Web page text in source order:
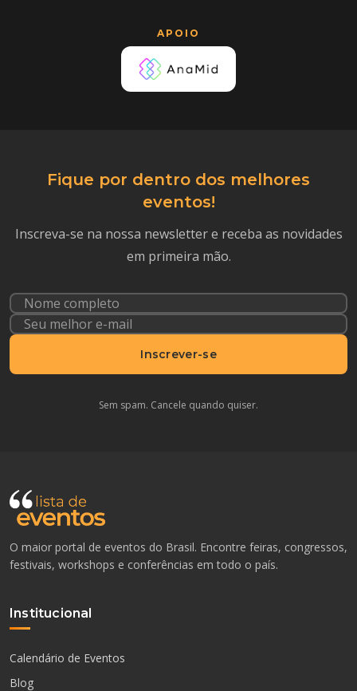
APOIO
Fique por dentro dos melhores
eventos!
Inscreva-se na nossa newsletter e receba as novidades
em primeira mão.
Inscrever-se
Sem spam. Cancele quando quiser.
O maior portal de eventos do Brasil. Encontre feiras, congressos,
festivais, workshops e conferências em todo o país.
Institucional
Calendário de Eventos
Blog